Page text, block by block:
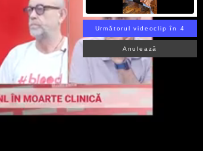
Următorul videoclip în 3
Anulează